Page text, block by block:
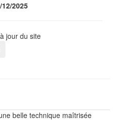
2025
jour du site
belle technique maîtrisée